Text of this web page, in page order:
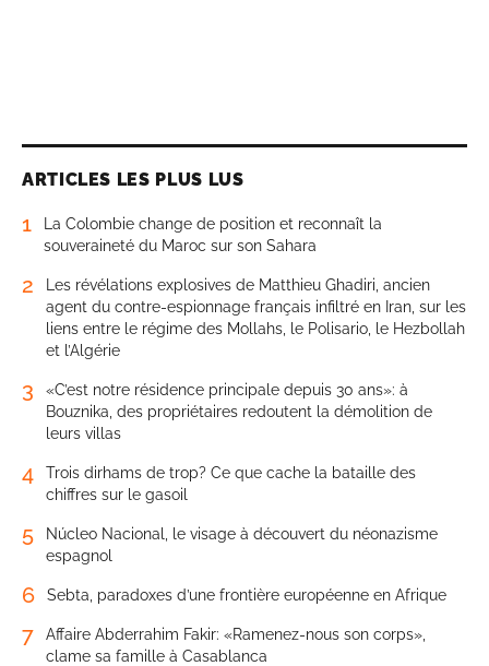
ARTICLES LES PLUS LUS
1
La Colombie change de position et reconnaît la
souveraineté du Maroc sur son Sahara
2
Les révélations explosives de Matthieu Ghadiri, ancien
agent du contre-espionnage français infiltré en Iran, sur les
liens entre le régime des Mollahs, le Polisario, le Hezbollah
et l’Algérie
3
«C’est notre résidence principale depuis 30 ans»: à
Bouznika, des propriétaires redoutent la démolition de
leurs villas
4
Trois dirhams de trop? Ce que cache la bataille des
chiffres sur le gasoil
5
Núcleo Nacional, le visage à découvert du néonazisme
espagnol
6 Sebta, paradoxes d’une frontière européenne en Afrique
7
Affaire Abderrahim Fakir: «Ramenez-nous son corps»,
clame sa famille à Casablanca